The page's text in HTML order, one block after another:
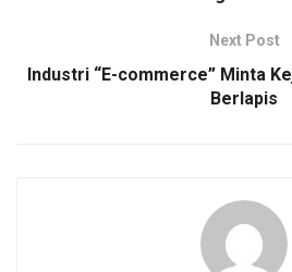
Next Post
Industri “E-commerce” Minta
Berlapis